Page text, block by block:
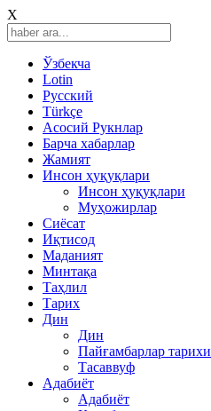
X
Ўзбекча
Lotin
Русский
Türkçe
Асосий Рукнлар
Барча хабарлар
Жамият
Инсон ҳуқуқлари
Инсон ҳуқуқлари
Муҳожирлар
Сиёсат
Иқтисод
Mаданият
Минтақа
Таҳлил
Тарих
Дин
Дин
Пайғамбарлар тарихи
Тасаввуф
Адабиёт
Адабиёт